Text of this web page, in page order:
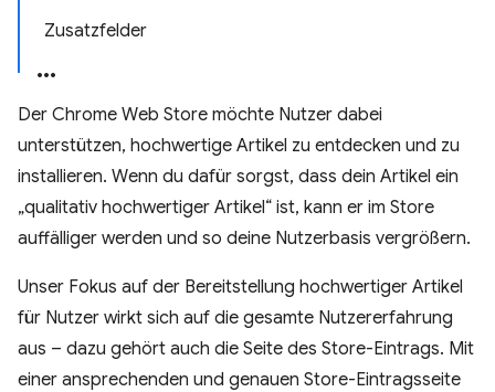
Zusatzfelder
Der Chrome Web Store möchte Nutzer dabei
unterstützen, hochwertige Artikel zu entdecken und zu
installieren. Wenn du dafür sorgst, dass dein Artikel ein
„qualitativ hochwertiger Artikel“ ist, kann er im Store
auffälliger werden und so deine Nutzerbasis vergrößern.
Unser Fokus auf der Bereitstellung hochwertiger Artikel
für Nutzer wirkt sich auf die gesamte Nutzererfahrung
aus – dazu gehört auch die Seite des Store-Eintrags. Mit
einer ansprechenden und genauen Store-Eintragsseite